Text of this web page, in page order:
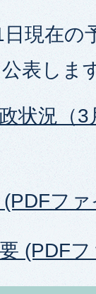
現在の
表しま
状況（
フ
(PDF